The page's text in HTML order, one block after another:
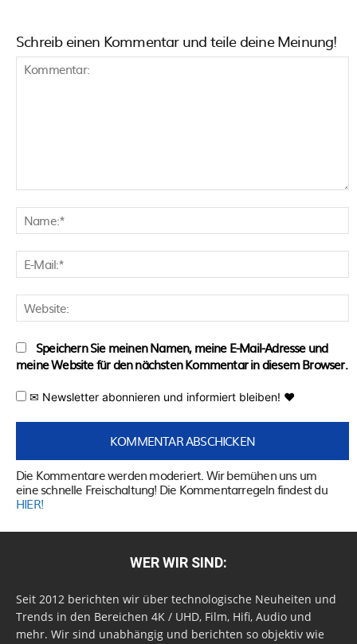
Schreib einen Kommentar und teile deine Meinung!
Speichern Sie meinen Namen, meine E-Mail-Adresse und
meine Website für den nächsten Kommentar in diesem Browser.
✉ Newsletter abonnieren und informiert bleiben! ♥
Die Kommentare werden moderiert. Wir bemühen uns um
eine schnelle Freischaltung! Die Kommentarregeln findest du
HIER!
WER WIR SIND:
Seit 2012 berichten wir über technologische Neuheiten und
Trends in den Bereichen 4K / UHD, Film, Hifi, Audio und
mehr. Wir sind unabhängig und berichten so objektiv wie